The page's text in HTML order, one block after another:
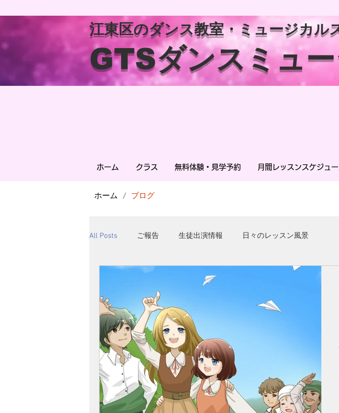
江東区のダンス教室・ミュージカル
GTSダンスミュ
ホーム クラス 無料体験・見学予約 月間レッスンスケジュ
ホーム / ブログ
All Posts ご報告 生徒出演情報 日々のレッスン風景